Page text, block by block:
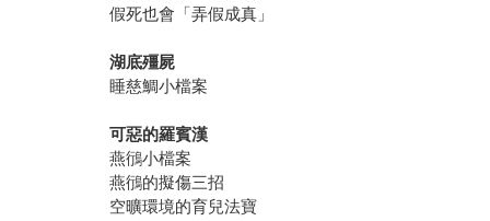
假死也會「弄假成真」
湖底殭屍
睡慈鯛小檔案
可惡的羅賓漢
燕鴴小檔案
燕鴴的擬傷三招
空曠環境的育兒法寶